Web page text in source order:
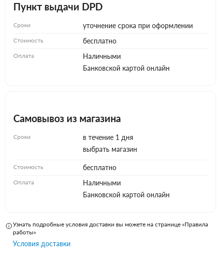
Пункт выдачи DPD
Сроки уточнение срока при оформлении
Стоимость бесплатно
Оплата
Наличными
Банковской картой онлайн
Самовывоз из магазина
Сроки
в течение 1 дня
выбрать магазин
Стоимость бесплатно
Оплата
Наличными
Банковской картой онлайн
Узнать подробные условия доставки вы можете на странице «Правила
работы»
Условия доставки